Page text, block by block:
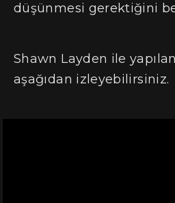
düşünmesi gerektiğini
Shawn Layden ile
aşağıdan izleyebilirsiniz.